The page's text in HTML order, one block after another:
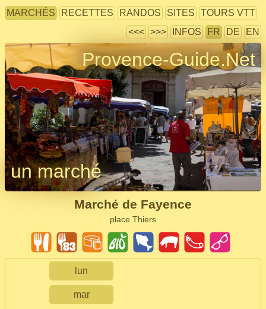
MARCHÉS RECETTES RANDOS SITES
TOURS VTT
<<< >>> INFOS FR DE EN
Provence-Guide.Net
un marché
Marché de Fayence
place Thiers
lun
mar